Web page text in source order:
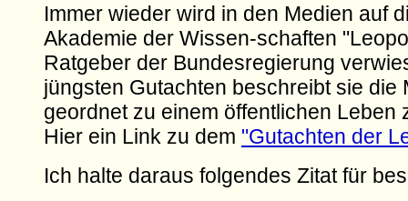
Immer wieder wird in den Medien auf
Akademie der Wissen-schaften
Ratgeber der Bundesregierung
jüngsten Gutachten beschreibt sie die
geordnet zu einem öffentlichen Leben
Hier ein Link zu dem "Gutachten der
Ich halte daraus folgendes Zitat für